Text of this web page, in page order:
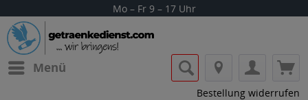
Mo – Fr 9 – 17 Uhr
Menü
Bestellung widerrufen